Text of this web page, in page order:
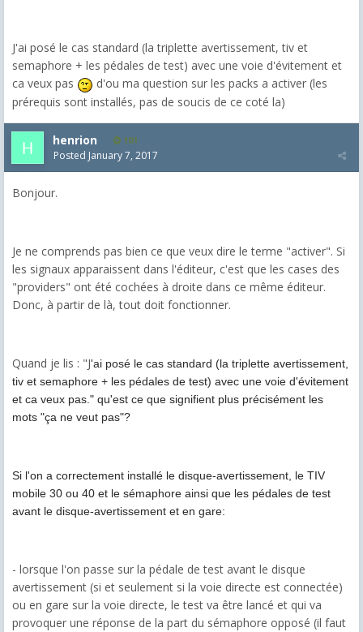
J'ai posé le cas standard (la triplette avertissement, tiv et
semaphore + les pédales de test) avec une voie d'évitement et
ca veux pas
d'ou ma question sur les packs a activer (les
prérequis sont installés, pas de soucis de ce coté la)
henrion 101
Posted January 7, 2017
Bonjour.
Je ne comprends pas bien ce que veux dire le terme "activer". Si
les signaux apparaissent dans l'éditeur, c'est que les cases des
"providers" ont été cochées à droite dans ce même éditeur.
Donc, à partir de là, tout doit fonctionner.
Quand je lis : "J'ai posé le cas standard (la triplette avertissement,
tiv et semaphore + les pédales de test) avec une voie d'évitement
et ca veux pas." qu'est ce que signifient plus précisément les
mots "ça ne veut pas"?
Si l'on a correctement installé le disque-avertissement, le TIV
mobile 30 ou 40 et le sémaphore ainsi que les pédales de test
avant le disque-avertissement et en gare:
- lorsque l'on passe sur la pédale de test avant le disque
avertissement (si et seulement si la voie directe est connectée)
ou en gare sur la voie directe, le test va être lancé et qui va
provoquer une réponse de la part du sémaphore opposé (il faut